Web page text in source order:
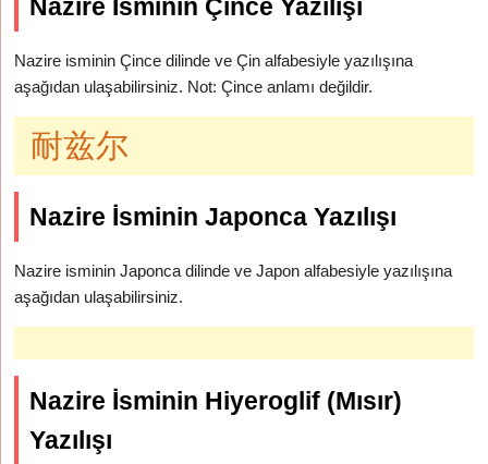
Nazire İsminin Çince Yazılışı
Nazire isminin Çince dilinde ve Çin alfabesiyle yazılışına
aşağıdan ulaşabilirsiniz. Not: Çince anlamı değildir.
耐兹尔
Nazire İsminin Japonca Yazılışı
Nazire isminin Japonca dilinde ve Japon alfabesiyle yazılışına
aşağıdan ulaşabilirsiniz.
Nazire İsminin Hiyeroglif (Mısır)
Yazılışı